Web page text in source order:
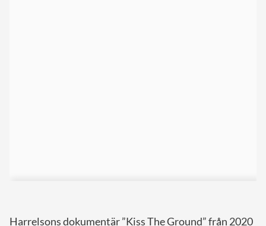
Harrelsons dokumentär ”Kiss The Ground” från 2020